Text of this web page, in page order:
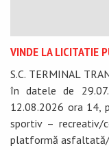
VINDE LA LICITATIE
S.C. TERMINAL
în datele de
12.08.2026 ora 14,
sportiv – recreativ/
platformă asfaltată/